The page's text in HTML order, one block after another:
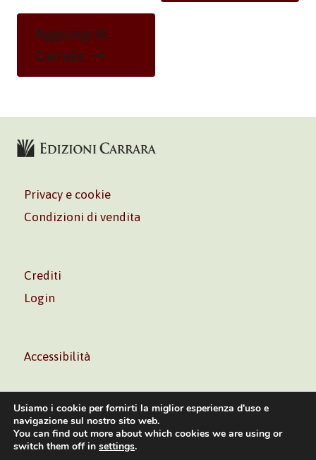
Aggiungi Al
Carrello
Privacy e cookie
Condizioni di vendita
Crediti
Login
Accessibilità
Volontè & Co. Srl – P.I. 06181480960 –info@volonte-
Usiamo i cookie per fornirti la miglior esperienza d'uso e
navigazione sul nostro sito web.
You can find out more about which cookies we are using or
switch them off in settings.